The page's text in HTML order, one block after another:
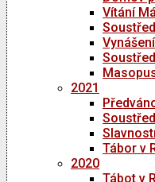
Vítání
2021
Tábor v
2020
Tábot v